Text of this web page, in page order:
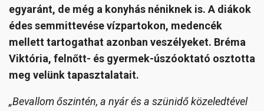
egyaránt, de még a konyhás néniknek is. A diákok
édes semmittevése vízpartokon, medencék
mellett tartogathat azonban veszélyeket. Bréma
Viktória, felnőtt- és gyermek-úszóoktató osztotta
meg velünk tapasztalatait.
„Bevallomőszintén, a nyár és a szünidő közeledtével